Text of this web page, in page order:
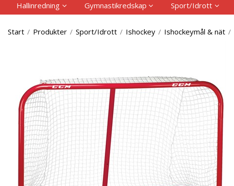
Hallinredning Gymnastikredskap Sport/Idrott
Start / Produkter / Sport/Idrott / Ishockey / Ishockeymål & nät /